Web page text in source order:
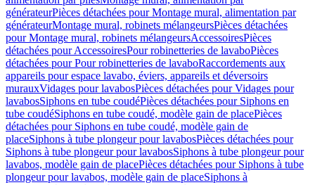
générateurPièces détachées pour Montage mural, alimentation par
générateurMontage mural, robinets mélangeursPièces détachées
pour Montage mural, robinets mélangeursAccessoiresPièces
détachées pour AccessoiresPour robinetteries de lavaboPièces
détachées pour Pour robinetteries de lavaboRaccordements aux
appareils pour espace lavabo, éviers, appareils et déversoirs
murauxVidages pour lavabosPièces détachées pour Vidages pour
lavabosSiphons en tube coudéPièces détachées pour Siphons en
tube coudéSiphons en tube coudé, modèle gain de placePièces
détachées pour Siphons en tube coudé, modèle gain de
placeSiphons à tube plongeur pour lavabosPièces détachées pour
Siphons à tube plongeur pour lavabosSiphons à tube plongeur pour
lavabos, modèle gain de placePièces détachées pour Siphons à tube
plongeur pour lavabos, modèle gain de placeSiphons à